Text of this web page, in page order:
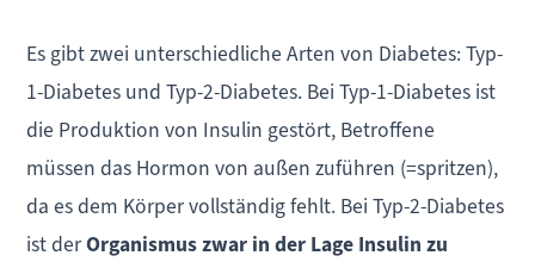
Es gibt zwei unterschiedliche Arten von Diabetes: Typ-
1-Diabetes und Typ-2-Diabetes. Bei Typ-1-Diabetes ist
die Produktion von Insulin gestört, Betroffene
müssen das Hormon von außen zuführen (=spritzen),
da es dem Körper vollständig fehlt. Bei Typ-2-Diabetes
ist derOrganismus zwar in der Lage Insulin zu